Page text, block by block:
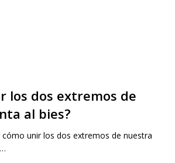
los dos extremos de
al bies?
unir los dos extremos de nuestra